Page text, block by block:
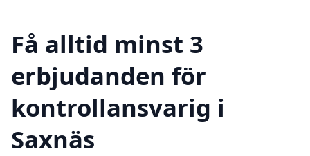
Få alltid minst 3
erbjudanden för
kontrollansvarig i
Saxnäs